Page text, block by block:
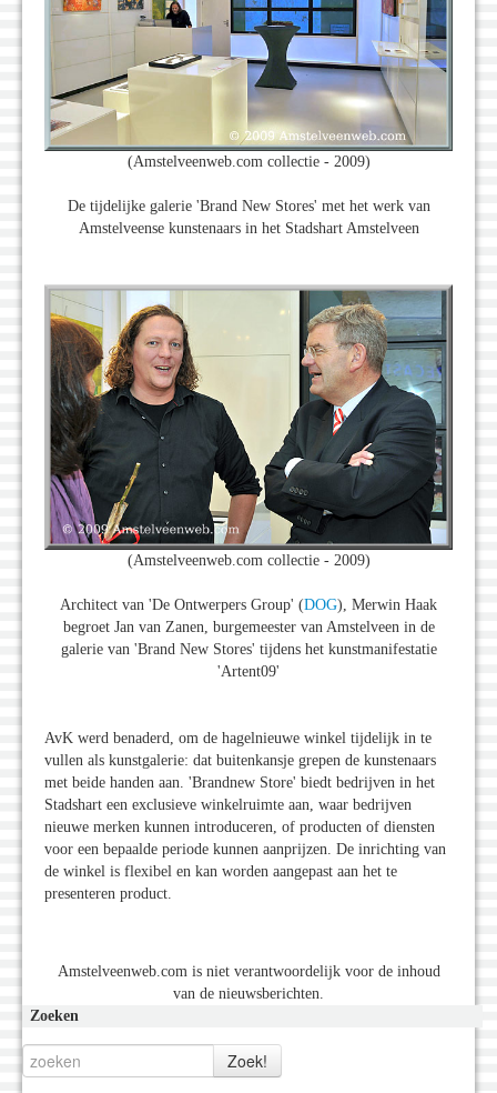
(Amstelveenweb.com collectie - 2009)
De tijdelijke galerie 'Brand New Stores' met het werk van
Amstelveense kunstenaars in het Stadshart Amstelveen
(Amstelveenweb.com collectie - 2009)
Architect van 'De Ontwerpers Group' (DOG), Merwin Haak
begroet Jan van Zanen, burgemeester van Amstelveen in de
galerie van 'Brand New Stores' tijdens het kunstmanifestatie
'Artent09'
AvK werd benaderd, om de hagelnieuwe winkel tijdelijk in te
vullen als kunstgalerie: dat buitenkansje grepen de kunstenaars
met beide handen aan. 'Brandnew Store' biedt bedrijven in het
Stadshart een exclusieve winkelruimte aan, waar bedrijven
nieuwe merken kunnen introduceren, of producten of diensten
voor een bepaalde periode kunnen aanprijzen. De inrichting van
de winkel is flexibel en kan worden aangepast aan het te
presenteren product.
Amstelveenweb.com is niet verantwoordelijk voor de inhoud
van de nieuwsberichten.
Zoeken